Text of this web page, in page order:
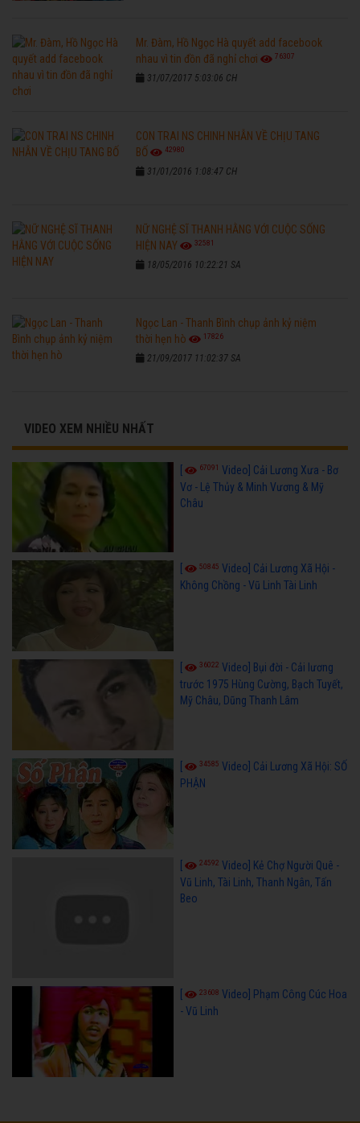
Mr. Đàm, Hồ Ngọc Hà quyết add facebook
nhau vì tin đồn đã nghỉ chơi
76307
31/07/2017 5:03:06 CH
CON TRAI NS CHINH NHẪN VỀ CHỊU TANG
BỐ
42980
31/01/2016 1:08:47 CH
NỮ NGHỆ SĨ THANH HẰNG VỚI CUỘC SỐNG
HIỆN NAY
32581
18/05/2016 10:22:21 SA
Ngọc Lan - Thanh Bình chụp ảnh kỷ niệm
thời hẹn hò
17826
21/09/2017 11:02:37 SA
VIDEO XEM NHIỀU NHẤT
[ 67091 Video] Cải Lương Xưa - Bơ
Vơ - Lệ Thủy & Minh Vương & Mỹ
Châu
50845 Video] Cải Lương Xã Hội -
Không Chồng - Vũ Linh Tài Linh
36022 Video] Bụi đời - Cải lương
trước 1975 Hùng Cường, Bạch Tuyết,
Mỹ Châu, Dũng Thanh Lâm
34585 Video] Cải Lương Xã Hội: SỐ
PHẬN
24592 Video] Kẻ Chợ Người Quê -
Vũ Linh, Tài Linh, Thanh Ngân, Tấn
Beo
23608 Video] Phạm Công Cúc Hoa
- Vũ Linh